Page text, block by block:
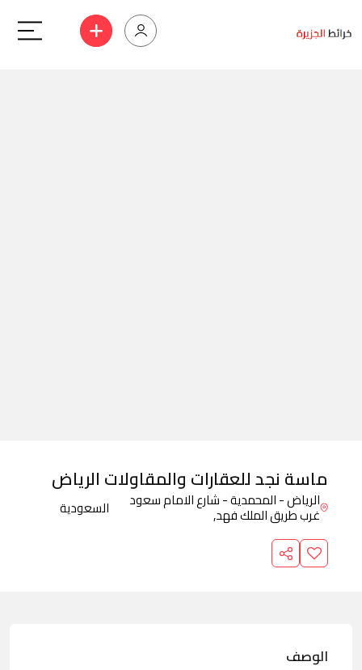
ماسة نجد للعقارات والمقاولات الرياض
الرياض - المحمدية - شارع الامام سعود
غرب طريق الملك فهد, السعودية
الوصف